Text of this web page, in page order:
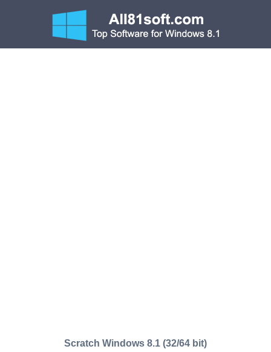
Scratch Windows 8.1 (32/64 bit)